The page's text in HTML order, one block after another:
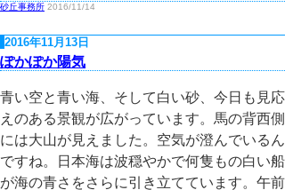
砂丘事務所 2016/11/14
2016年11月13日
ぽかぽか陽気
青い空と青い海、そして白い砂、今日も見応
えのある景観が広がっています。馬の背西側
には大山が見えました。空気が澄んでいるん
ですね。日本海は波穏やかで何隻もの白い船
が海の青さをさらに引き立てています。午前